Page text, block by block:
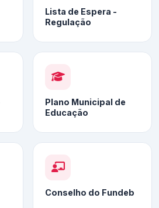
Lista de Espera -
Regulação
Plano Municipal de
Educação
Conselho do Fundeb